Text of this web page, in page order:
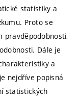
statistiky a
Proto se
pravděpodobnosti,
Dále je
a
nejdříve popisná
statistických